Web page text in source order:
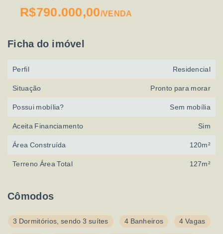
R$790.000,00/VENDA
Cômodos
3 Dormitórios, sendo 3 suítes 4 Banheiros 4 Vagas
Ficha do imóvel
Perfil Residencial
Situação Pronto para morar
Possui mobília? Sem mobília
Aceita Financiamento Sim
Área Construída 120m²
Terreno Área Total 127m²